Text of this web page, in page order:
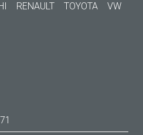
RENAULT TOYOTA
VW